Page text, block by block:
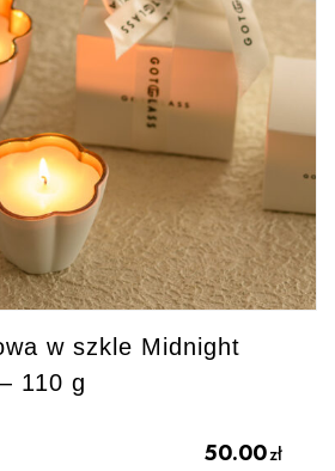
w szkle Midnight
110 g
50.00zł